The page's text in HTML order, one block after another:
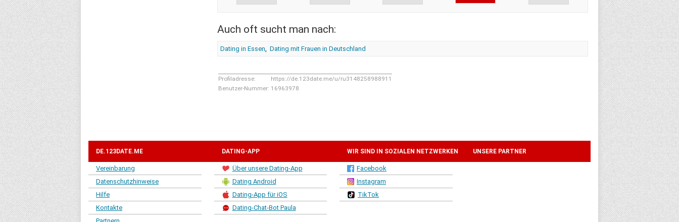
Auch oft sucht man nach:
Dating in Essen, Dating mit Frauen in Deutschland
Profiladresse:
https://de.123date.me/u/ru3148258988911
Benutzer-Nummer: 16963978
DE.123DATE.ME DATING-APP WIR SIND IN SOZIALEN NETZWERKEN UNSERE PARTNER
Vereinbarung
Datenschutzhinweise
Hilfe
Kontakte
Über unsere Dating-App
Dating Android
Dating-App für iOS
Dating-Chat-Bot Paula
Facebook
Instagram
TikTok